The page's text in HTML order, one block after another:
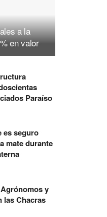
a la
en valor
Paraíso
es seguro
mate durante
y
las Chacras